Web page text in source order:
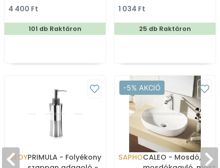
Zuhanyfüggöny textil
4 400 Ft
101 db Raktáron
1 034 Ft
25 db Raktáron
GEDYPRIMULA - Folyékony
-5% AKCIÓ
SAPHOCALEO - Mosdó,